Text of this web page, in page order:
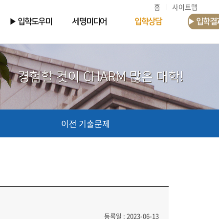
홈 사이트맵
▶ 입학도우미 세명미디어 입학상담 ▶ 입학결
경험할 것이 CHARM 많은 대학!
이전 기출문제
등록일 : 2023-06-13